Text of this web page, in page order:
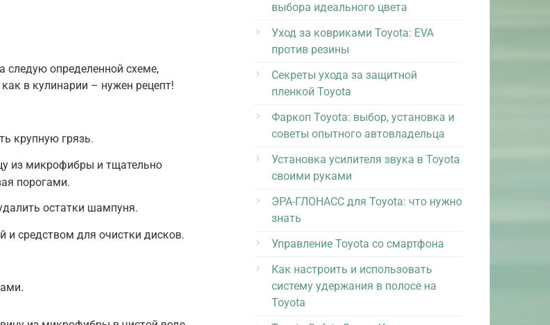
следую определенной схеме,
в кулинарии – нужен рецепт!
крупную грязь.
из микрофибры и тщательно
порогами.
остатки шампуня.
и средством для очистки дисков.
выбора идеального цвета
Уход за ковриками Toyota: EVA
против резины
Секреты ухода за защитной
пленкой Toyota
Фаркоп Toyota: выбор, установка и
советы опытного автовладельца
Установка усилителя звука в Toyota
своими руками
ЭРА-ГЛОНАСС для Toyota: что нужно
знать
Управление Toyota со смартфона
Как настроить и использовать
систему удержания в полосе на
Toyota